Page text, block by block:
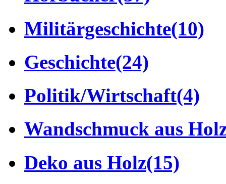
Militärgeschichte(10)
Geschichte(24)
Politik/Wirtschaft(4)
Wandschmuck aus
Deko aus Holz(15)